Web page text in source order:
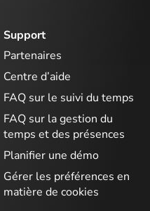
Support
Partenaires
Centre d’aide
FAQ sur le suivi du temps
FAQ sur la gestion du
temps et des présences
Planifier une démo
Gérer les préférences en
matière de cookies